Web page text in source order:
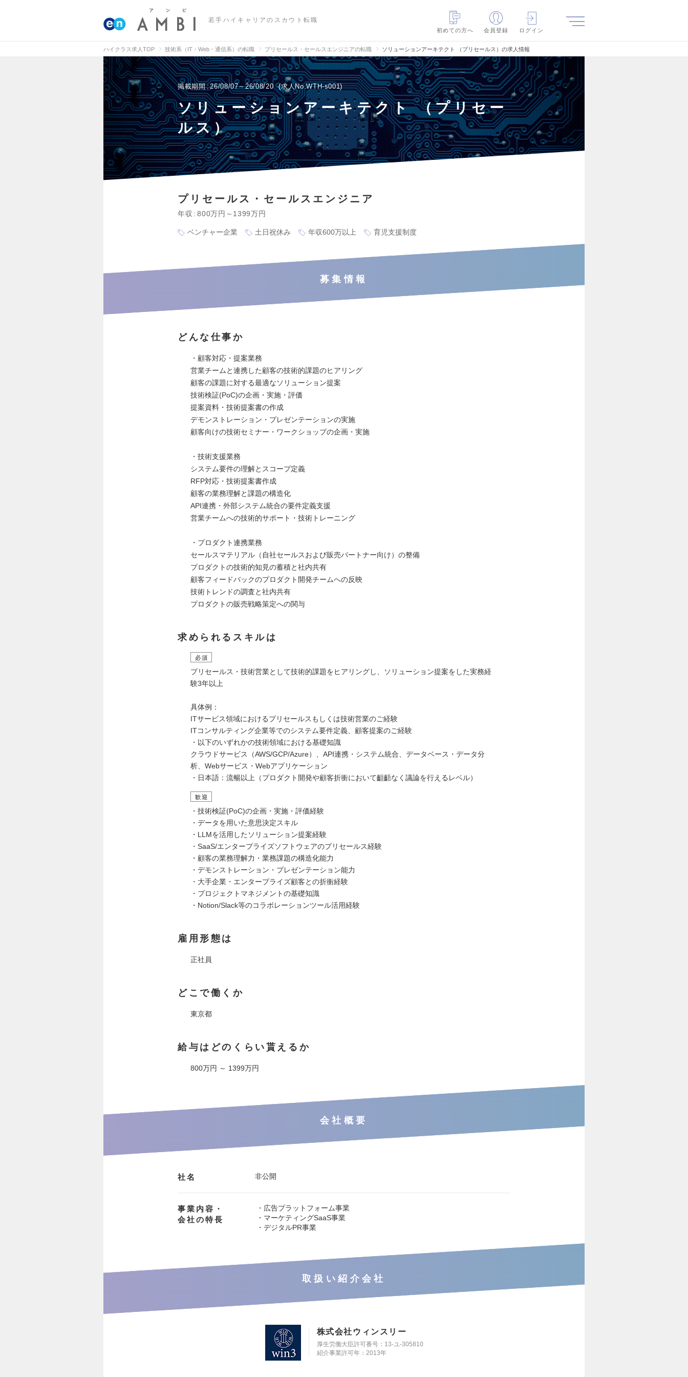
若手ハイキャリアのスカウト転職
初めての方へ
会員登録 ログイン
ハイクラス求人TOP 技術系（IT・Web・通信系）の転職 プリセールス・セールスエンジニアの転職 ソリューションアーキテクト （プリセールス）の求人情報
掲載期間 26/08/07～26/08/20 求人No.WTH-s001
ソリューションアーキテクト （プリセー
ルス）
プリセールス・セールスエンジニア
年収 800万円～1399万円
ベンチャー企業 土日祝休み 年収600万以上 育児支援制度
募集情報
どんな仕事か
・顧客対応・提案業務
営業チームと連携した顧客の技術的課題のヒアリング
顧客の課題に対する最適なソリューション提案
技術検証(PoC)の企画・実施・評価
提案資料・技術提案書の作成
デモンストレーション・プレゼンテーションの実施
顧客向けの技術セミナー・ワークショップの企画・実施
・技術支援業務
システム要件の理解とスコープ定義
RFP対応・技術提案書作成
顧客の業務理解と課題の構造化
API連携・外部システム統合の要件定義支援
営業チームへの技術的サポート・技術トレーニング
・プロダクト連携業務
セールスマテリアル（自社セールスおよび販売パートナー向け）の整備
プロダクトの技術的知見の蓄積と社内共有
顧客フィードバックのプロダクト開発チームへの反映
技術トレンドの調査と社内共有
プロダクトの販売戦略策定への関与
求められるスキルは
必須
プリセールス・技術営業として技術的課題をヒアリングし、ソリューション提案をした実務経
験3年以上
具体例：
ITサービス領域におけるプリセールスもしくは技術営業のご経験
ITコンサルティング企業等でのシステム要件定義、顧客提案のご経験
・以下のいずれかの技術領域における基礎知識
クラウドサービス（AWS/GCP/Azure）、API連携・システム統合、データベース・データ分
析、Webサービス・Webアプリケーション
・日本語：流暢以上（プロダクト開発や顧客折衝において齟齬なく議論を行えるレベル）
歓迎
・技術検証(PoC)の企画・実施・評価経験
・データを用いた意思決定スキル
・LLMを活用したソリューション提案経験
・SaaS/エンタープライズソフトウェアのプリセールス経験
・顧客の業務理解力・業務課題の構造化能力
・デモンストレーション・プレゼンテーション能力
・大手企業・エンタープライズ顧客との折衝経験
・プロジェクトマネジメントの基礎知識
・Notion/Slack等のコラボレーションツール活用経験
雇用形態は
正社員
どこで働くか
東京都
給与はどのくらい貰えるか
800万円 ～ 1399万円
会社概要
社名 非公開
事業内容・
会社の特長
・広告プラットフォーム事業
・マーケティングSaaS事業
・デジタルPR事業
取扱い紹介会社
株式会社ウィンスリー
厚生労働大臣許可番号：13-ユ-305810
紹介事業許可年：2013年